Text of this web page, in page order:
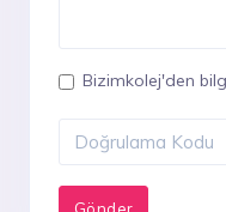
Bizimkolej'den